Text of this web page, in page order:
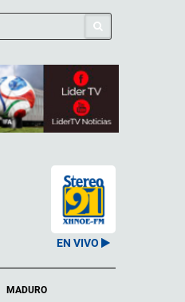
EN VIVO
MADURO